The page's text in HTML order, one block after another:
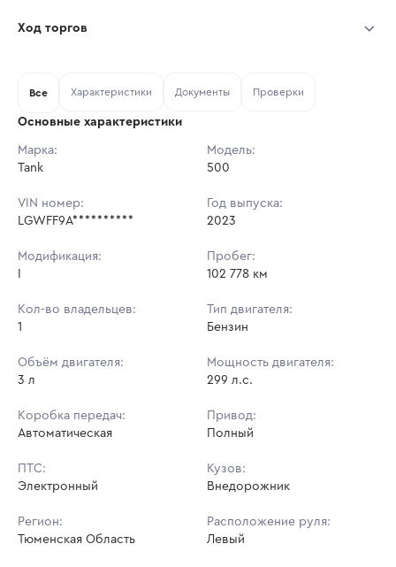
Тип аукциона: Открытые торги
Шаг торгов: 37 789 ₽
Кол-во ставок:
Ход торгов
Ставок не найдено
в аукционах
Все Характеристики Документы Проверки
Основные характеристики
Марка:
Tank
Модель:
500
VIN номер:
LGWFF9A**********
Год выпуска:
2023
Модификация:
Пробег:
102 778 км
Кол-во владельцев:
1
Тип двигателя:
Бензин
Объём двигателя:
3 л
Мощность двигателя:
299 л.с.
Коробка передач:
Автоматическая
Привод:
Полный
ПТС:
Электронный
Кузов:
Внедорожник
Регион:
Тюменская Область
Расположение руля:
Левый